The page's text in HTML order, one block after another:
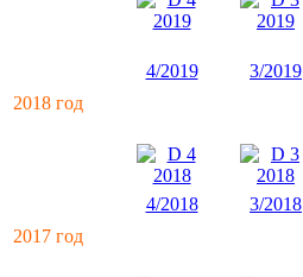
4/2019 3/2019
2018 год
4/2018 3/2018
2017 год